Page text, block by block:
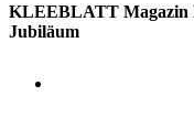
KLEEBLATT Magazin
Jubiläum